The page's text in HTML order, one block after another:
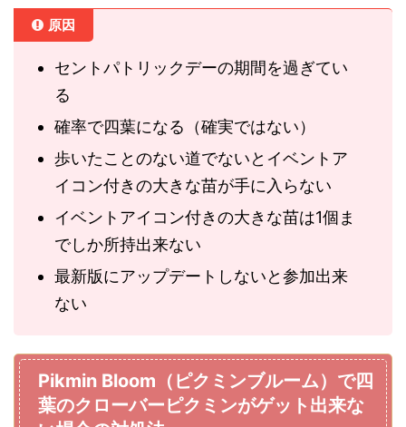
原因
セントパトリックデーの期間を過ぎてい
る
確率で四葉になる（確実ではない）
歩いたことのない道でないとイベントア
イコン付きの大きな苗が手に入らない
イベントアイコン付きの大きな苗は1個ま
でしか所持出来ない
最新版にアップデートしないと参加出来
ない
Pikmin Bloom（ピクミンブルーム）で四
葉のクローバーピクミンがゲット出来な